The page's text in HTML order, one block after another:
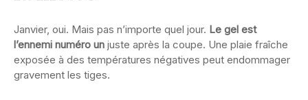
Janvier, oui. Mais pas n’importe quel jour. Le gel est
l’ennemi numéro un juste après la coupe. Une plaie fraîche
exposée à des températures négatives peut endommager
gravement les tiges.